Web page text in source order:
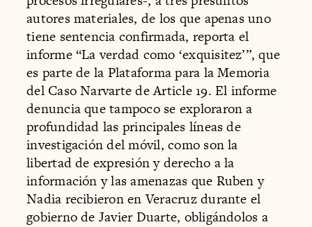
autores materiales, de los que apenas uno
tiene sentencia confirmada, reporta el
informe “La verdad como ‘exquisitez’”, que
es parte de la Plataforma para la Memoria
del Caso Narvarte de Article 19. El informe
denuncia que tampoco se exploraron a
profundidad las principales líneas de
investigación del móvil, como son la
libertad de expresión y derecho a la
información y las amenazas que Ruben y
Nadia recibieron en Veracruz durante el
gobierno de Javier Duarte, obligándolos a